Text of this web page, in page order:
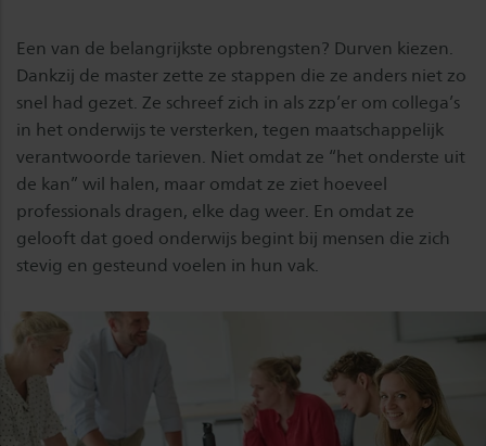
Een van de belangrijkste opbrengsten? Durven kiezen.
Dankzij de master zette ze stappen die ze anders niet zo
snel had gezet. Ze schreef zich in als zzp’er om collega’s
in het onderwijs te versterken, tegen maatschappelijk
verantwoorde tarieven. Niet omdat ze “het onderste uit
de kan” wil halen, maar omdat ze ziet hoeveel
professionals dragen, elke dag weer. En omdat ze
gelooft dat goed onderwijs begint bij mensen die zich
stevig en gesteund voelen in hun vak.